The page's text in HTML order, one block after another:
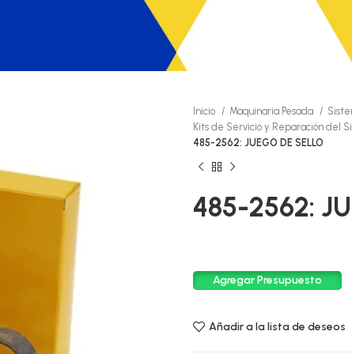
Inicio Maquinaria Pesada
Kits de Servicio y Reparación del
485-2562: JUEGO DE SELLO
485-2562:
Agregar Presupuesto
Añadir a la lista de deseos